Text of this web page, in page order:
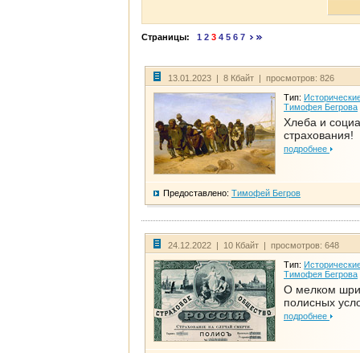
Страницы: 1 2 3 4 5 6 7
13.01.2023 | 8 Кбайт | просмотров: 826
Тип:
Тимофея Бегрова
Хлеба и
страхования!
подробнее
Предоставлено: Тимофей Бегров
24.12.2022 | 10 Кбайт | просмотров: 648
Тип:
Тимофея Бегрова
О мелком
полисных
подробнее